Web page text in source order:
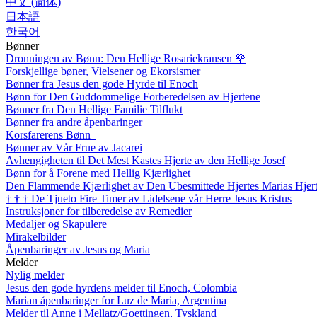
日本語
한국어
Bønner
Dronningen av Bønn: Den Hellige Rosariekransen 🌹
Forskjellige bøner, Vielsener og Ekorsismer
Bønner fra Jesus den gode Hyrde til Enoch
Bønn for Den Guddommelige Forberedelsen av Hjertene
Bønner fra Den Hellige Familie Tilflukt
Bønner fra andre åpenbaringer
Korsfarerens Bønn
Bønner av Vår Frue av Jacarei
Avhengigheten til Det Mest Kastes Hjerte av den Hellige Josef
Bønn for å Forene med Hellig Kjærlighet
Den Flammende Kjærlighet av Den Ubesmittede Hjertes Marias
† † † De Tjueto Fire Timer av Lidelsene vår Herre Jesus Kristus
Instruksjoner for tilberedelse av Remedier
Medaljer og Skapulere
Mirakelbilder
Åpenbaringer av Jesus og Maria
Melder
Nylig melder
Jesus den gode hyrdens melder til Enoch, Colombia
Marian åpenbaringer for Luz de Maria, Argentina
Melder til Anne i Mellatz/Goettingen, Tyskland